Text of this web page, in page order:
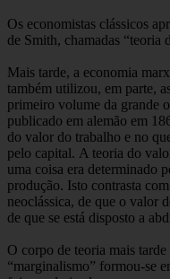
Os economistas clássicos
de Smith, chamadas “teoria
Mais tarde, a economia
também utilizou, em parte,
primeiro volume da grande
publicado em alemão em
do valor do trabalho e no
pelo capital. A teoria do
uma coisa era determinado
produção. Isto contrasta
neoclássica, de que o valor
de que se está disposto a
O corpo de teoria mais
“marginalismo” formou-se